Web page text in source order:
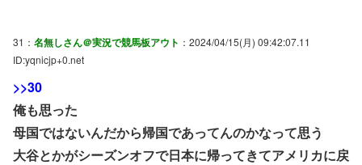
31： 名無しさん＠実況で競馬板アウト ：2024/04/15(月) 09:42:07.11
ID:yqnicjp+0.net
>>30
俺も思った
母国ではないんだから帰国であってんのかなって思う
大谷とかがシーズンオフで日本に帰ってきてアメリカに戻